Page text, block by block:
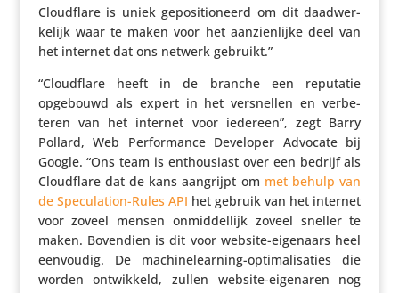
Cloud­flare is uniek gepo­si­ti­o­neerd om dit daad­wer­
ke­lijk waar te maken voor het aanzien­lijke deel van
het internet dat ons netwerk gebruikt.”
“Cloud­flare heeft in de branche een reputatie
opgebouwd als expert in het versnellen en verbe­
teren van het internet voor iedereen”, zegt Barry
Pollard, Web Perfor­mance Developer Advocate bij
Google. “Ons team is enthou­siast over een bedrijf als
Cloud­flare dat de kans aangrijpt om met behulp van
de Specu­la­tion-Rules API het gebruik van het internet
voor zoveel mensen onmid­del­lijk zoveel sneller te
maken. Bovendien is dit voor website-eigenaars heel
eenvoudig. De machi­ne­learning-opti­ma­li­sa­ties die
worden ontwik­keld, zullen website-eigenaren nog